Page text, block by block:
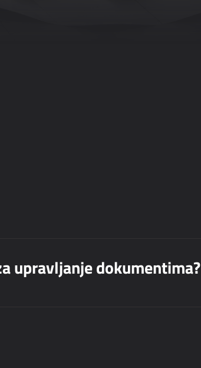
upravljanje dokumentima?